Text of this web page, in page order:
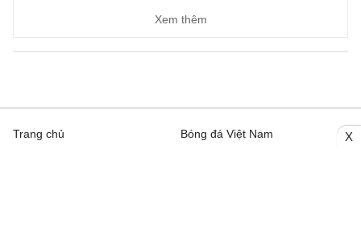
Xem thêm
Trang chủ
Bóng đá Việt Nam
X